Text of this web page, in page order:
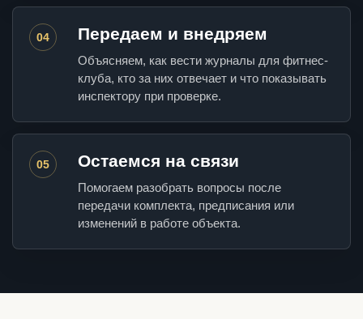
04 Передаем и внедряем
Объясняем, как вести журналы для фитнес-
клуба, кто за них отвечает и что показывать
инспектору при проверке.
05 Остаемся на связи
Помогаем разобрать вопросы после
передачи комплекта, предписания или
изменений в работе объекта.